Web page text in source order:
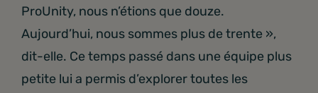
ProUnity, nous n’étions que douze.
Aujourd’hui, nous sommes plus de trente »,
dit-elle. Ce temps passé dans une équipe plus
petite lui a permis d’explorer toutes les